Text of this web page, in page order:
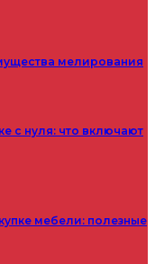
мелирования
с нуля: что включают
мебели: полезные